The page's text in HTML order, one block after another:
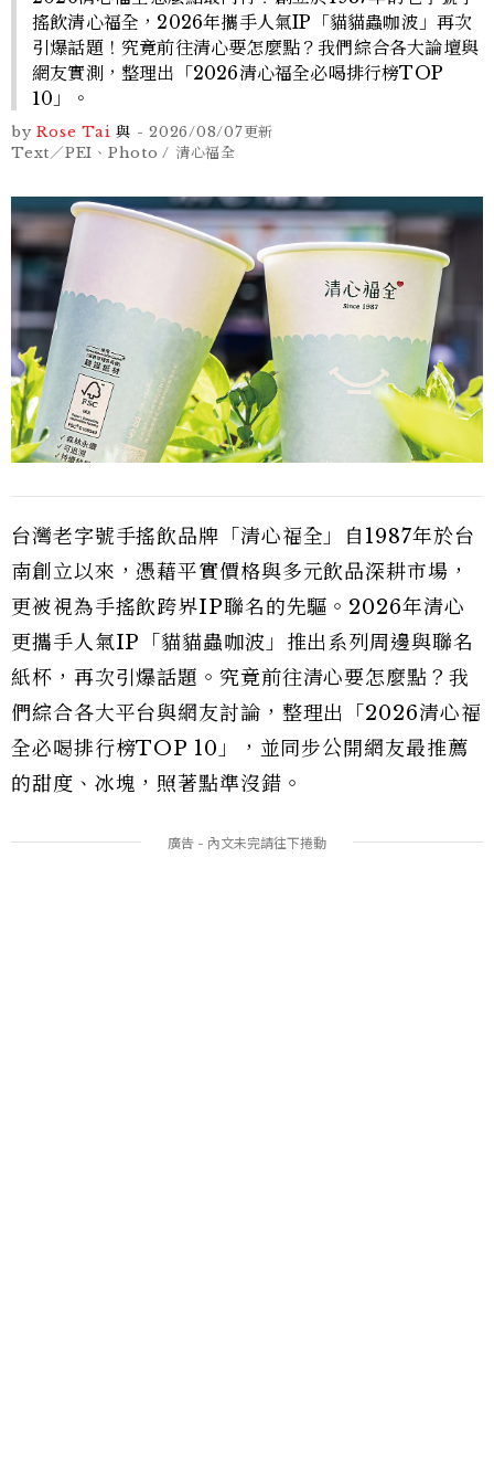
搖飲清心福全，2026年攜手人氣IP「貓貓蟲咖波」再次
引爆話題！究竟前往清心要怎麼點？我們綜合各大論壇與
網友實測，整理出「2026清心福全必喝排行榜TOP
10」。
by Rose Tai 與 - 2026/08/07更新
Text／PEI、Photo / 清心福全
台灣老字號手搖飲品牌「清心福全」自1987年於台
南創立以來，憑藉平實價格與多元飲品深耕市場，
更被視為手搖飲跨界IP聯名的先驅。2026年清心
更攜手人氣IP「貓貓蟲咖波」推出系列周邊與聯名
紙杯，再次引爆話題。究竟前往清心要怎麼點？我
們綜合各大平台與網友討論，整理出「2026清心福
全必喝排行榜TOP 10」，並同步公開網友最推薦
的甜度、冰塊，照著點準沒錯。